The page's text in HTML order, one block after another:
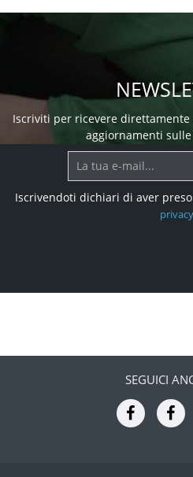
Iscriviti per ricevere
aggiornamenti
Iscrivendoti dichiari di aver
privacy
SEGUICI